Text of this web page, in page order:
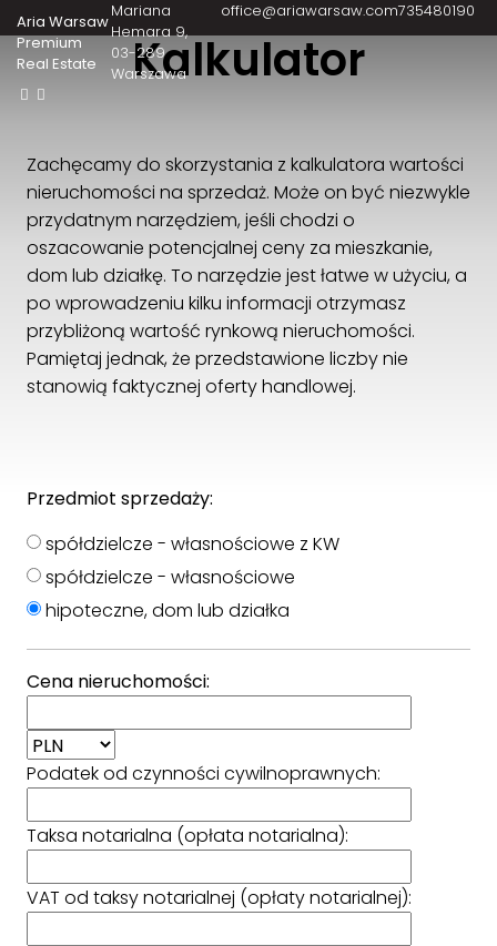
Aria Warsaw
Premium
Real Estate
Mariana
Hemara 9
03-289
Warszawa
office@ariawarsaw.com735480190
Kalkulator
Zachęcamy do skorzystania z kalkulatora wartości
nieruchomości na sprzedaż. Może on być niezwykle
przydatnym narzędziem, jeśli chodzi o
oszacowanie potencjalnej ceny za mieszkanie,
dom lub działkę. To narzędzie jest łatwe w użyciu, a
po wprowadzeniu kilku informacji otrzymasz
przybliżoną wartość rynkową nieruchomości.
Pamiętaj jednak, że przedstawione liczby nie
stanowią faktycznej oferty handlowej.
Przedmiot sprzedaży:
spółdzielcze - własnościowe z KW
spółdzielcze - własnościowe
hipoteczne, dom lub działka
Cena nieruchomości:
Podatek od czynności cywilnoprawnych:
Taksa notarialna (opłata notarialna):
VAT od taksy notarialnej (opłaty notarialnej):